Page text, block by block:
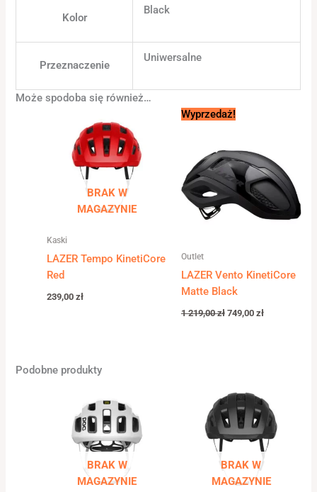
Kolor
Black
Przeznaczenie
Uniwersalne
Może spodoba się również…
BRAK W
MAGAZYNIE
Kaski
LAZER Tempo KinetiCore
Red
239,00zł
Wyprzedaż!
Outlet
LAZER Vento KinetiCore
Matte Black
1 219,00zł
Pierwotna
cena
1
219,00 zł.
749,00 zł
Podobne produkty
BRAK W
MAGAZYNIE
BRAK W
MAGAZYNIE